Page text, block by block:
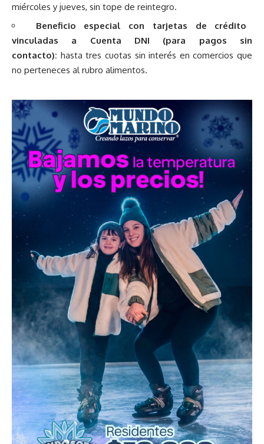
miércoles y jueves, sin tope de reintegro.
Beneficio especial con tarjetas de crédito
vinculadas a Cuenta DNI (para pagos sin
contacto): hasta tres cuotas sin interés en comercios que
no perteneces al rubro alimentos.